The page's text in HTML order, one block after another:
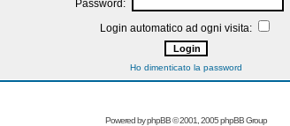
Password:
Login automatico ad ogni visita:
Ho dimenticato la password
Powered byphpBB© 2001, 2005 phpBB Group